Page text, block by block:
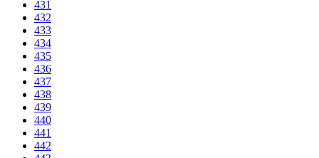
431
432
433
434
435
436
437
438
439
440
441
442